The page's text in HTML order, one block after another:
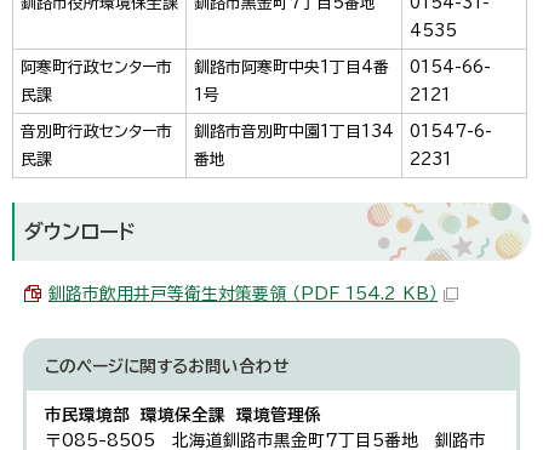
4535
阿寒町行政センター市
民課
釧路市阿寒町中央1丁目4番
1号
0154-66-
2121
音別町行政センター市
民課
釧路市音別町中園1丁目134
番地
01547-6-
2231
ダウンロード
釧路市飲用井戸等衛生対策要領 （PDF 154.2 KB）
このページに関するお問い合わせ
市民環境部 環境保全課 環境管理係
〒085-8505 北海道釧路市黒金町7丁目5番地 釧路市